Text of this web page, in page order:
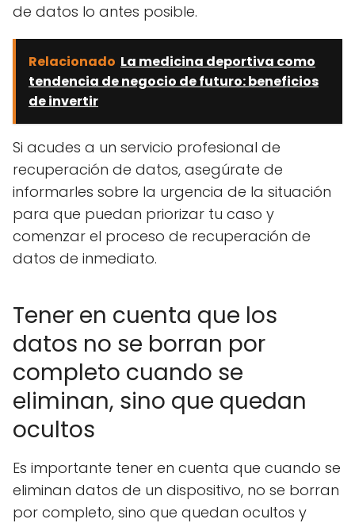
de datos lo antes posible.
Relacionado La medicina deportiva como
tendencia de negocio de futuro: beneficios
de invertir
Si acudes a un servicio profesional de
recuperación de datos, asegúrate de
informarles sobre la urgencia de la situación
para que puedan priorizar tu caso y
comenzar el proceso de recuperación de
datos de inmediato.
Tener en cuenta que los
datos no se borran por
completo cuando se
eliminan, sino que quedan
ocultos
Es importante tener en cuenta que cuando se
eliminan datos de un dispositivo, no se borran
por completo, sino que quedan ocultos y